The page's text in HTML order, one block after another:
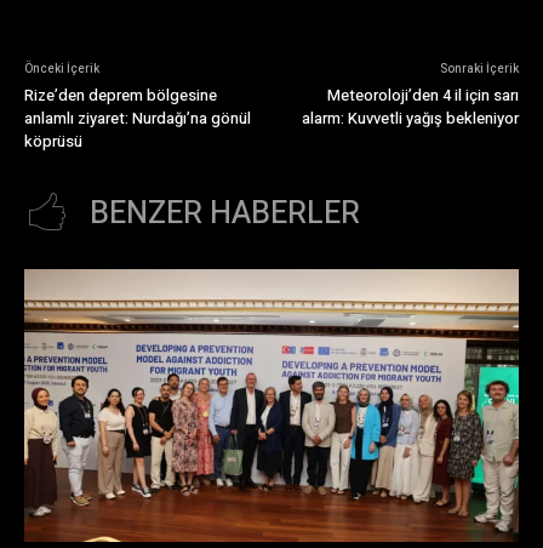
Önceki İçerik
Rize’den deprem bölgesine
anlamlı ziyaret: Nurdağı’na gönül
köprüsü
Sonraki İçerik
Meteoroloji’den 4 il için sarı
alarm: Kuvvetli yağış bekleniyor
BENZER HABERLER